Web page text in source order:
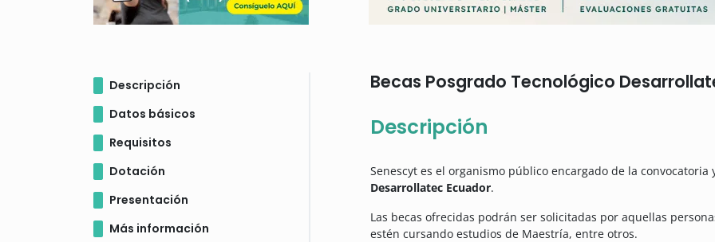
Descripción
Datos básicos
Requisitos
Dotación
Presentación
Más información
Becas Posgrado Tecnológico
Descripción
Senescyt es el organismo público encargado de la convocatoria
Desarrollatec Ecuador.
Las becas ofrecidas podrán ser solicitadas por aquellas
estén cursando estudios de Maestría, entre otros.